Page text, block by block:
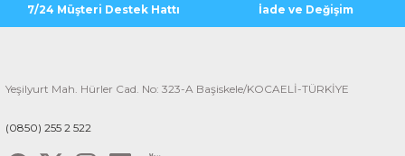
7/24 Müşteri Destek Hattı İade ve Değişim
Yeşilyurt Mah. Hürler Cad. No: 323-A Başiskele/KOCAELİ-TÜRKİYE
(0850) 255 2 522